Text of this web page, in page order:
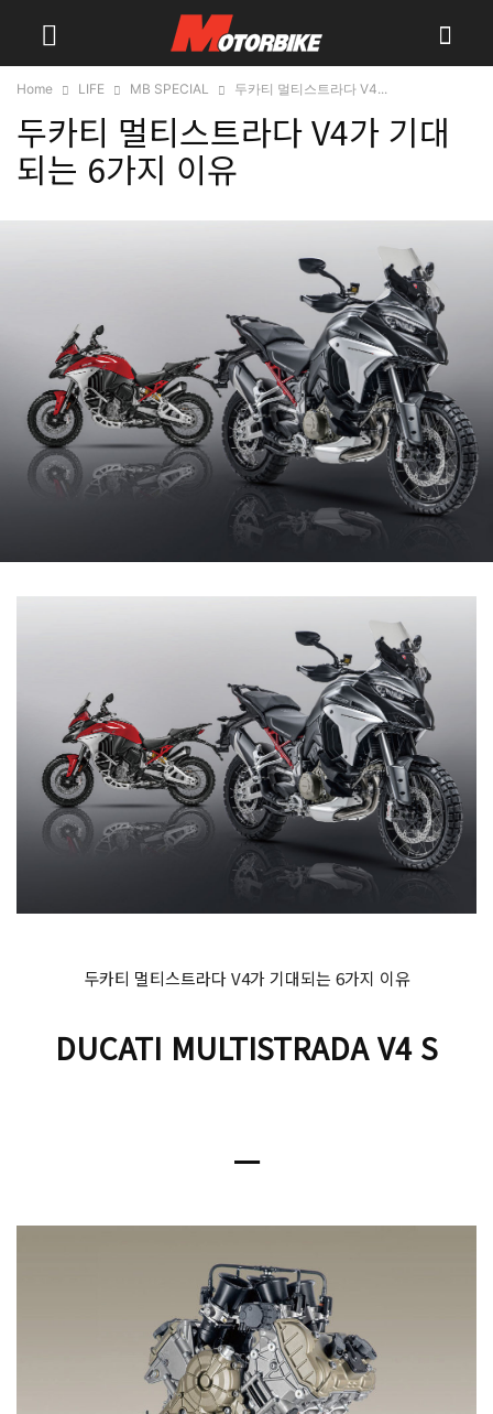
Home LIFE MB SPECIAL 두카티 멀티스트라다 V4...
두카티 멀티스트라다 V4가 기대
되는 6가지 이유
두카티 멀티스트라다 V4가 기대되는 6가지 이유
DUCATI MULTISTRADA V4 S
ㅡ